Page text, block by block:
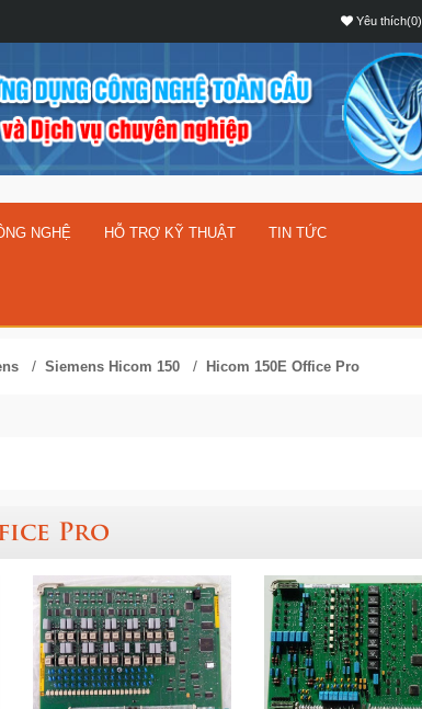
Yêu thích(0)
NGHỆ HỖ TRỢ KỸ THUẬT TIN TỨC
/ Siemens Hicom 150/ Hicom 150E Office Pro
Pro